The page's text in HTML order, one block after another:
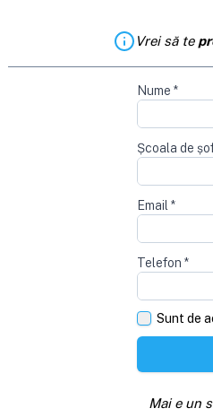
Vrei să te
Nume *
Școala de
Email *
Telefon *
Sunt de
Mai e un